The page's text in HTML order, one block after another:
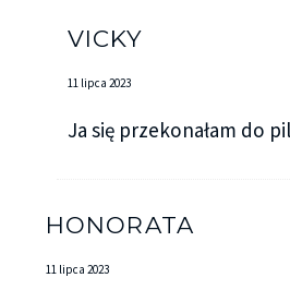
VICKY
11 lipca 2023
Ja się przekonałam do
HONORATA
11 lipca 2023